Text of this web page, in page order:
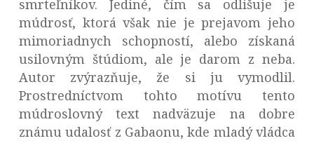
smrteľníkov. Jediné, čím sa odlišuje je
múdrosť, ktorá však nie je prejavom jeho
mimoriadnych schopností, alebo získaná
usilovným štúdiom, ale je darom z neba.
Autor zvýrazňuje, že si ju vymodlil.
Prostredníctvom tohto motívu tento
múdroslovný text nadväzuje na dobre
známu udalosť z Gabaonu, kde mladý vládca